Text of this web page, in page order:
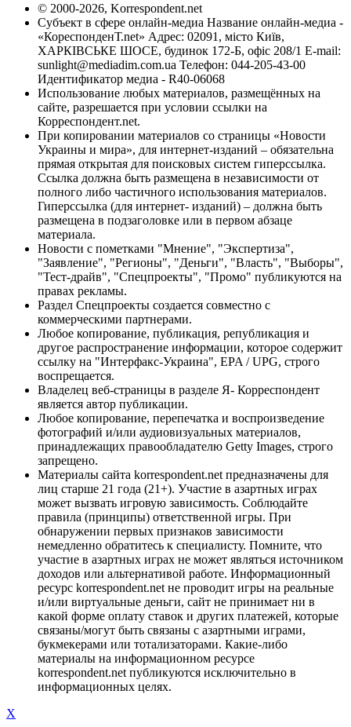
© 2000-2026, Korrespondent.net
Субъект в сфере онлайн-медиа Название онлайн-медиа -
«КореспонденТ.net» Адрес: 02091, місто Київ,
ХАРКІВСЬКЕ ШОСЕ, будинок 172-Б, офіс 208/1 E-mail:
sunlight@mediadim.com.ua Телефон: 044-205-43-00
Идентификатор медиа - R40-06068
Использование любых материалов, размещённых на
сайте, разрешается при условии ссылки на
Корреспондент.net.
При копировании материалов со страницы «Новости
Украины и мира», для интернет-изданий – обязательна
прямая открытая для поисковых систем гиперссылка.
Ссылка должна быть размещена в независимости от
полного либо частичного использования материалов.
Гиперссылка (для интернет- изданий) – должна быть
размещена в подзаголовке или в первом абзаце
материала.
Новости с пометками "Мнение", "Экспертиза",
"Заявление", "Регионы", "Деньги", "Власть", "Выборы",
"Тест-драйв", "Спецпроекты", "Промо" публикуются на
правах рекламы.
Раздел Спецпроекты создается совместно с
коммерческими партнерами.
Любое копирование, публикация, републикация и
другое распространение информации, которое содержит
ссылку на "Интерфакс-Украина", EPA / UPG, строго
воспрещается.
Владелец веб-страницы в разделе Я- Корреспондент
является автор публикации.
Любое копирование, перепечатка и воспроизведение
фотографий и/или аудиовизуальных материалов,
принадлежащих правообладателю Getty Images, строго
запрещено.
Материалы сайта korrespondent.net предназначены для
лиц старше 21 года (21+). Участие в азартных играх
может вызвать игровую зависимость. Соблюдайте
правила (принципы) ответственной игры. При
обнаружении первых признаков зависимости
немедленно обратитесь к специалисту. Помните, что
участие в азартных играх не может являться источником
доходов или альтернативой работе. Информационный
ресурс korrespondent.net не проводит игры на реальные
и/или виртуальные деньги, сайт не принимает ни в
какой форме оплату ставок и других платежей, которые
связаны/могут быть связаны с азартными играми,
букмекерами или тотализаторами. Какие-либо
материалы на информационном ресурсе
korrespondent.net публикуются исключительно в
информационных целях.
X